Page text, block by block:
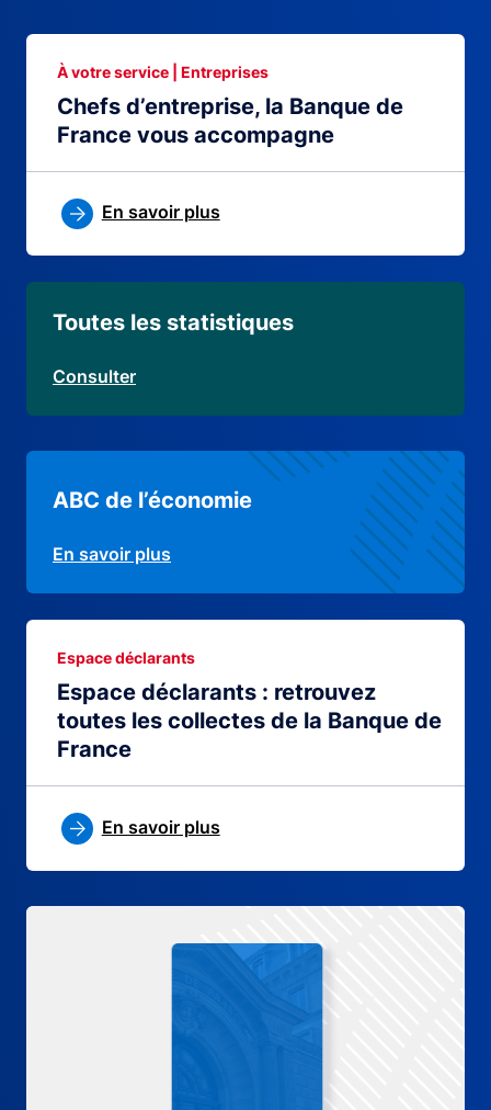
Chefs d’entreprise, la Banque de
France vous accompagne
À votre service | Entreprises
En savoir plus
Toutes les statistiques
Consulter
ABC de l’économie
En savoir plus
Espace déclarants : retrouvez
toutes les collectes de la Banque de
France
Espace déclarants
En savoir plus